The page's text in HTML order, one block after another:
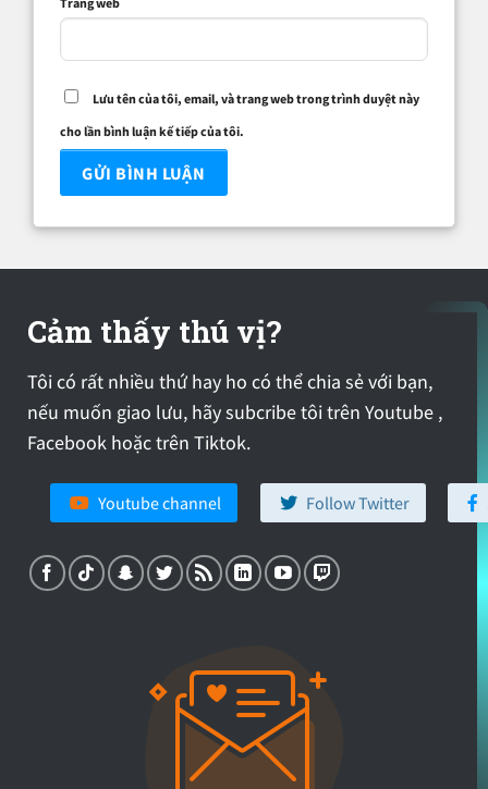
Lưu tên của tôi, email, và trang web trong trình duyệt này
cho lần bình luận kế tiếp của tôi.
Cảm thấy thú vị?
Tôi có rất nhiều thứ hay ho có thể chia sẻ với bạn,
nếu muốn giao lưu, hãy subcribe tôi trên Youtube ,
Facebook hoặc trên Tiktok.
Youtube channel Follow Twitter